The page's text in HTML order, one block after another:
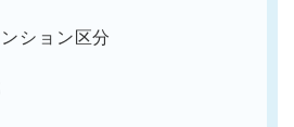
ション区分